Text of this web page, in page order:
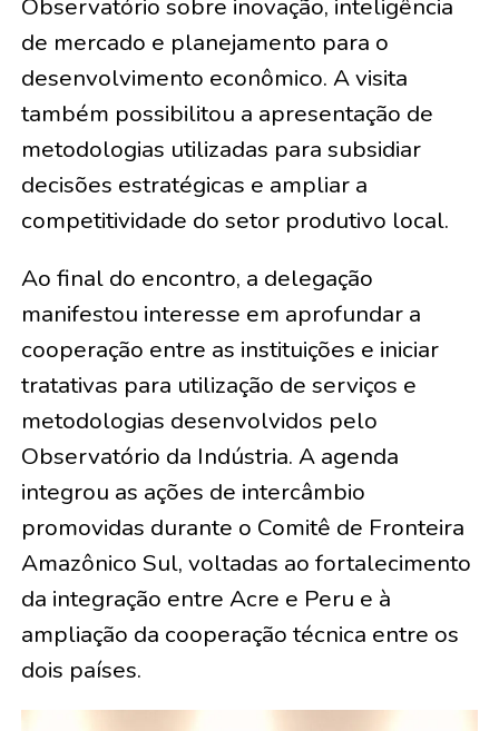
Observatório sobre inovação, inteligência
de mercado e planejamento para o
desenvolvimento econômico. A visita
também possibilitou a apresentação de
metodologias utilizadas para subsidiar
decisões estratégicas e ampliar a
competitividade do setor produtivo local.
Ao final do encontro, a delegação
manifestou interesse em aprofundar a
cooperação entre as instituições e iniciar
tratativas para utilização de serviços e
metodologias desenvolvidos pelo
Observatório da Indústria. A agenda
integrou as ações de intercâmbio
promovidas durante o Comitê de Fronteira
Amazônico Sul, voltadas ao fortalecimento
da integração entre Acre e Peru e à
ampliação da cooperação técnica entre os
dois países.